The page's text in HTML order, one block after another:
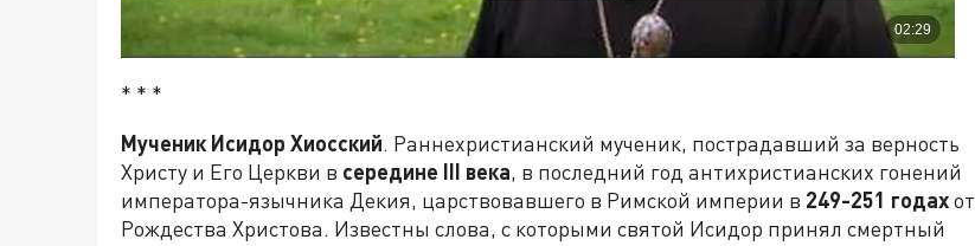
* * *
Мученик Исидор Хиосский. Раннехристианский мученик, пострадавший за верность
Христу и Его Церкви в середине III века, в последний год антихристианских гонений
императора-язычника Декия, царствовавшего в Римской империи в 249-251 годахот
Рождества Христова. Известны слова, с которыми святой Исидор принял смертный